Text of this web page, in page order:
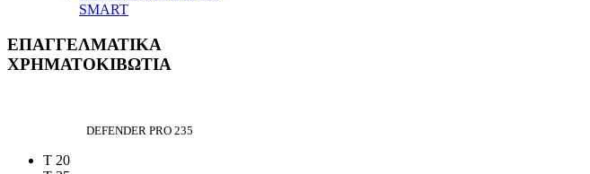
SMART
ΕΠΑΓΓΕΛΜΑΤΙΚΑ
ΧΡΗΜΑΤΟΚΙΒΩΤΙΑ
DEFENDER PRO 235
T 20